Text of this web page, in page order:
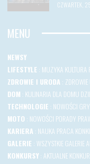
CZWARTEK,
MENU
NEWSY
LIFESTYLE : MUZYKA KULTURA
ZDROWIE I URODA : ZDROWIE
DOM : KULINARIA DLA DOMU
TECHNOLOGIE : NOWOŚCI GRY
MOTO : NOWOŚCI PORADY
KARIERA : NAUKA PRACA
GALERIE : WSZYSTKIE GALERIE
KONKURSY: AKTUALNE